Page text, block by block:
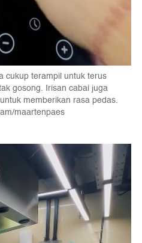
cukup terampil untuk terus
gosong. Irisan cabai juga
memberikan rasa pedas.
maartenpaes